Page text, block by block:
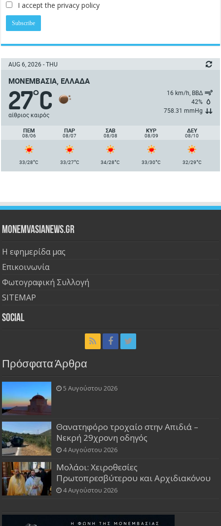
I accept the privacy policy
AUG 6, 2026 - THU
ΜΟΝΕΜΒΑΣΙΆ, ΕΛΛΆΔΑ
27°C
αίθριος καιρός
16 km/h, ΒΒΔ
42%
758.31 mmHg
ΠΈΜ
08/06
ΠΑΡ
08/07
ΣΑΒ
08/08
ΚΥΡ
08/09
ΔΕΥ
08/10
33/28°C 33/27°C 34/28°C 33/30°C 32/29°C
Monemvasianews.gr
Η εφημερίδα μας
Επικοινωνία
Φωτογραφική Συλλογή
SITEMAP
Social
Πρόσφατα Άρθρα
5 Αυγούστου 2026
Θανατηφόρο τροχαίο στην Απιδιά –
Νεκρή 29χρονη οδηγός
4 Αυγούστου 2026
Μολάοι: Χειροθεσίες
Πρωτοπρεσβύτερου και Αρχιδιακόνου
4 Αυγούστου 2026